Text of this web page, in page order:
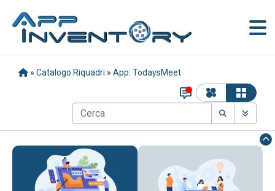
» Catalogo Riquadri » App: TodaysMeet